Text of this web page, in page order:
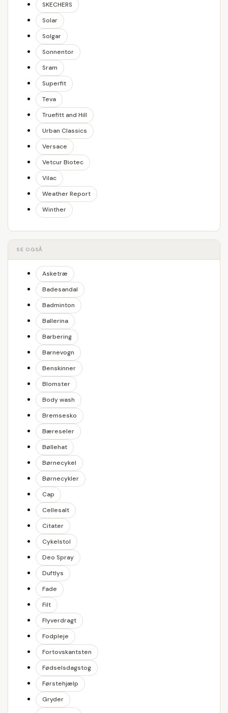
SKECHERS
Solar
Solgar
Sonnentor
Sram
Superfit
Teva
Truefitt and Hill
Urban Classics
Versace
Vetcur Biotec
Vilac
Weather Report
Winther
SE OGSÅ
Asketræ
Badesandal
Badminton
Ballerina
Barbering
Barnevogn
Benskinner
Blomster
Body wash
Bremsesko
Bæreseler
Bøllehat
Børnecykel
Børnecykler
Cap
Cellesalt
Citater
Cykelstol
Deo Spray
Duftlys
Fade
Filt
Flyverdragt
Fodpleje
Fortovskantsten
Fødselsdagstog
Førstehjælp
Gryder